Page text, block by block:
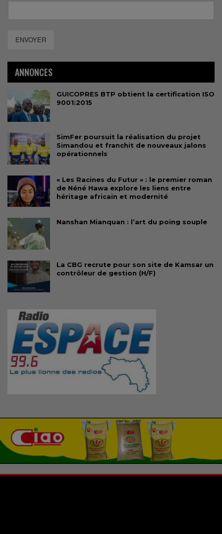
ENVOYER
ANNONCES
GUICOPRES BTP obtient la certification ISO
9001:2015
SimFer poursuit la réalisation du projet
Simandou et franchit de nouveaux jalons
opérationnels
« Les Racines du Futur » : le premier roman
de Néné Hawa explore les liens entre
héritage africain et modernité
Nanshan Mianquan : l’art du poing souple
La CBG recrute pour son site de Kamsar un
contrôleur de gestion (H/F)